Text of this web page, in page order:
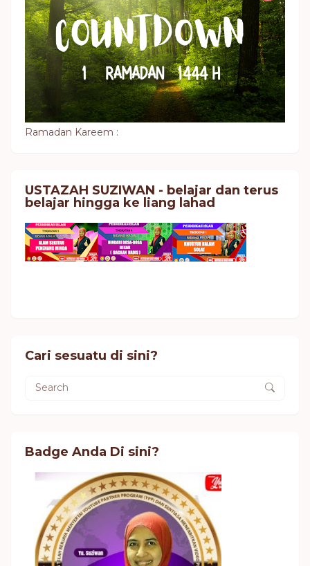
Ramadan Kareem :
USTAZAH SUZIWAN - belajar dan terus
belajar hingga ke liang lahad
Cari sesuatu di sini?
Badge Anda Di sini?